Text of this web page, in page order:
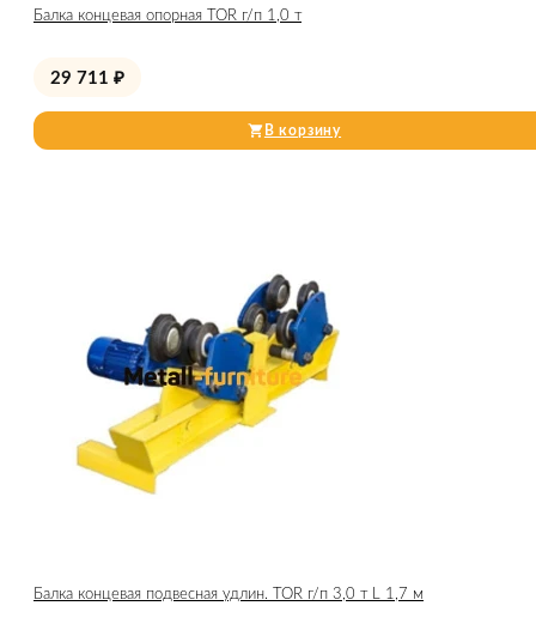
Балка концевая опорная TOR г/п 1,0 т
29 711 ₽
В корзину
Балка концевая подвесная удлин. TOR г/п 3,0 т L 1,7 м